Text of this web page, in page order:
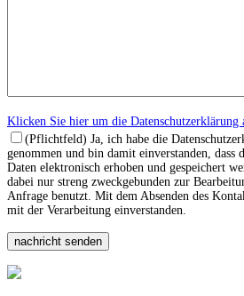
Klicken Sie hier um die Datenschutzerklärung
(Pflichtfeld) Ja, ich habe die
genommen und bin damit einverstanden, dass
Daten elektronisch erhoben und gespeichert
dabei nur streng zweckgebunden zur
Anfrage benutzt. Mit dem Absenden des
mit der Verarbeitung einverstanden.